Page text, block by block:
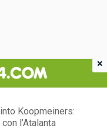
Koopmeiners:
l’Atalanta
×